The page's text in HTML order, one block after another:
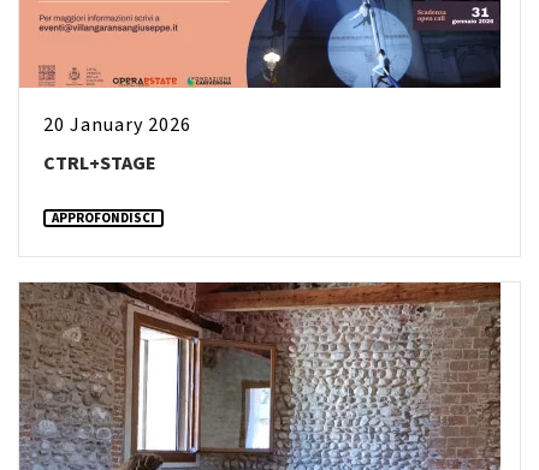
20 January 2026
CTRL+STAGE
APPROFONDISCI